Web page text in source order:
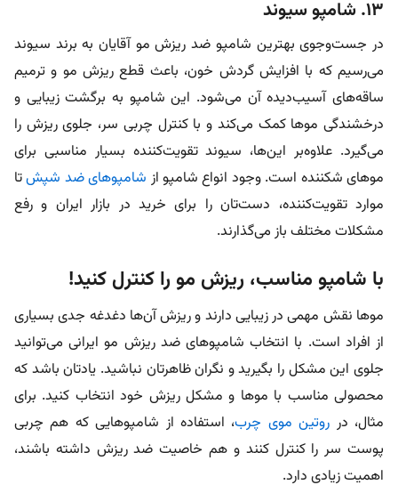
۱۳. شامپو سیوند
در جست‌وجوی بهترین شامپو ضد ریزش مو آقایان به برند سیوند
می‌رسیم که با افزایش گردش خون، باعث قطع ریزش مو و ترمیم
ساقه‌های آسیب‌دیده آن می‌شود. این شامپو به برگشت زیبایی و
درخشندگی مو‌ها کمک می‌کند و با کنترل چربی سر، جلوی ریزش را
می‌گیرد. علاوه‌بر این‌ها، سیوند تقویت‌کننده بسیار مناسبی برای
مو‌های شکننده است. وجود انواع شامپو از شامپوهای ضد شپشتا
موارد تقویت‌کننده، دست‌تان را برای خرید در بازار ایران و رفع
مشکلات مختلف باز می‌گذارند.
با شامپو مناسب، ریزش مو را کنترل کنید!
موها نقش مهمی در زیبایی دارند و ریزش آن‌ها دغدغه جدی بسیاری
از افراد است. با انتخاب شامپوهای ضد ریزش مو ایرانی می‌توانید
جلوی این مشکل را بگیرید و نگران ظاهرتان نباشید. یادتان باشد که
محصولی مناسب با موها و مشکل ریزش خود انتخاب کنید. برای
مثال، در روتین موی چرب، استفاده از شامپوهایی که هم چربی
پوست سر را کنترل کنند و هم خاصیت ضد ریزش داشته باشند،
اهمیت زیادی دارد.